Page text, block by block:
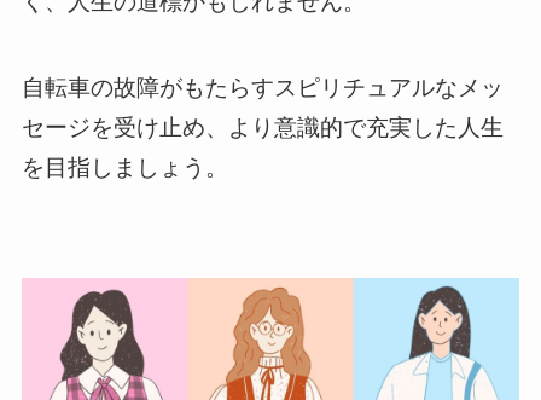
自転車の故障がもたらすスピリチュアルなメッ
セージを受け止め、より意識的で充実した人生
を目指しましょう。